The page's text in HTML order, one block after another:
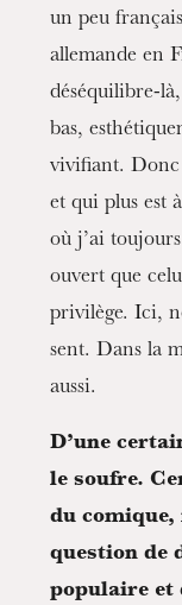
un peu
allemande en
déséquilibre-
bas,
vivifiant. Donc
et qui plus est
où j’ai
ouvert que
privilège. Ici,
sent. Dans la
aussi.
D’une
le soufre.
du
question de
populaire et